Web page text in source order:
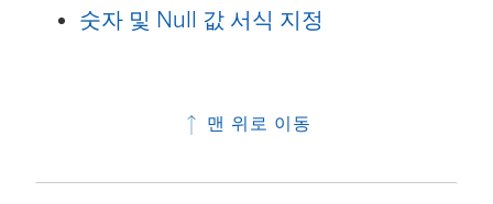
숫자 및 Null 값 서식 지정
맨 위로 이동